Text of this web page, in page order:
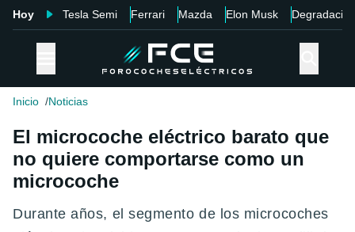
Hoy Tesla Semi Ferrari Mazda Elon Musk Degradación
Inicio Noticias
El microcoche eléctrico barato que
no quiere comportarse como un
microcoche
Durante años, el segmento de los microcoches